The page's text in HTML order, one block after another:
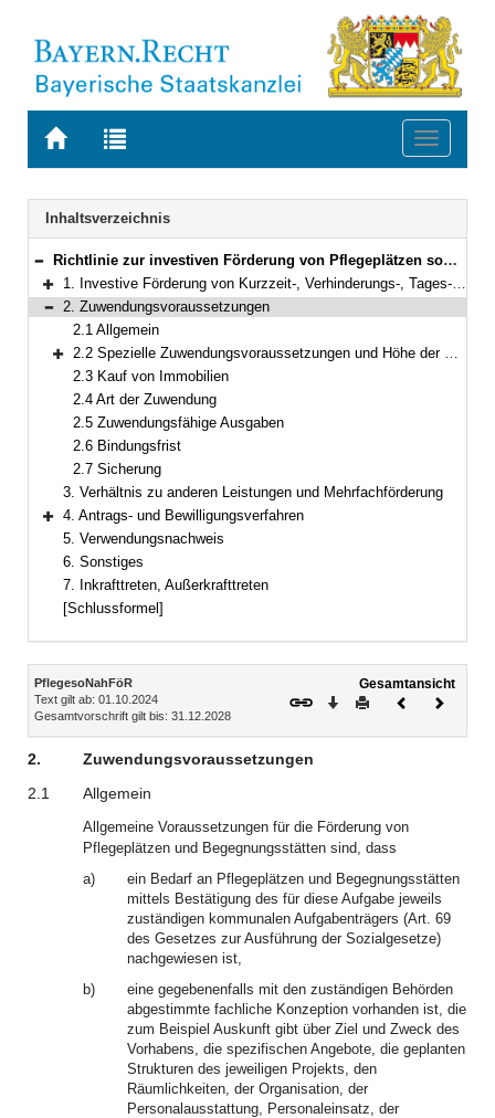
Zur
BAYERN.RECHT
Zur
letzten
Suche
Toggle
Navigation
Inhaltsverzeichnis
Bereich reduzieren
Richtlinie zur investiven Förderung von Pflegeplätzen sowie der Gestaltung von Pflege und Betreuung im sozialen Nahraum
Bereich erweitern
1. Investive Förderung von Kurzzeit-, Verhinderungs-, Tages- und Nachtpflegeplätzen, ambulant betreuten Wohngemeinschaften, Dauerpflegeplätzen, Begegnungsstätten und palliativen Pflegeplätzen in Pflegeeinrichtungen
Bereich reduzieren
2. Zuwendungsvoraussetzungen
2.1 Allgemein
Bereich erweitern
2.2 Spezielle Zuwendungsvoraussetzungen und Höhe der Zuwendung der einzelnen Einrichtungsarten, Wohnformen und Angebote
2.3 Kauf von Immobilien
2.4 Art der Zuwendung
2.5 Zuwendungsfähige Ausgaben
2.6 Bindungsfrist
2.7 Sicherung
3. Verhältnis zu anderen Leistungen und Mehrfachförderung
Bereich erweitern
4. Antrags- und Bewilligungsverfahren
5. Verwendungsnachweis
6. Sonstiges
7. Inkrafttreten, Außerkrafttreten
[Schlussformel]
Inhalt
PflegesoNahFöR
Text gilt ab: 01.10.2024
Gesamtvorschrift gilt bis: 31.12.2028
Gesamtansicht
Download
DruckenVorheriges
2.
Zuwendungsvoraussetzungen
2.1
Allgemein
Allgemeine Voraussetzungen für die Förderung von
Pflegeplätzen und Begegnungsstätten sind, dass
a)
ein Bedarf an Pflegeplätzen und Begegnungsstätten
mittels Bestätigung des für diese Aufgabe jeweils
zuständigen kommunalen Aufgabenträgers (Art. 69
des Gesetzes zur Ausführung der Sozialgesetze)
nachgewiesen ist,
b)
eine gegebenenfalls mit den zuständigen Behörden
abgestimmte fachliche Konzeption vorhanden ist, die
zum Beispiel Auskunft gibt über Ziel und Zweck des
Vorhabens, die spezifischen Angebote, die geplanten
Strukturen des jeweiligen Projekts, den
Räumlichkeiten, der Organisation, der
Personalausstattung, Personaleinsatz, der